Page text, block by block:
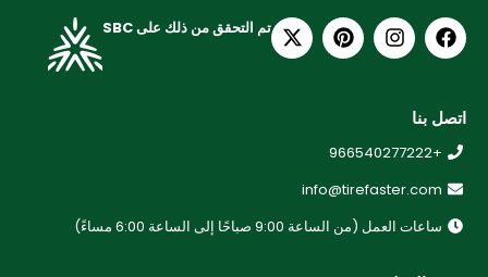
تم التحقق من ذلك على SBC
اتصل بنا
+966540277222
info@tirefaster.com
ساعات العمل (من الساعة 9:00 صباحًا إلى الساعة 6:00 مساءً)